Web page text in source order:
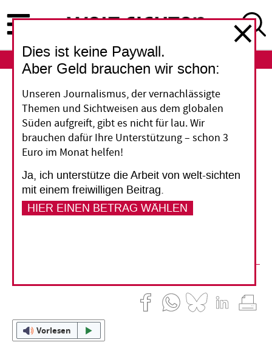
zum
Inhalt
ABO
Mikrofinanz
Kein Patentrezept gegen
Armut
Ob und wie Mikrofinanz-Angebote armen
Menschen helfen, lässt sich nicht allgemein
sagen, findet eine neue Studie. Es gibt aber
Vorlesen
Dies ist keine Paywall.
Aber Geld brauchen wir schon:
Unseren Journalismus, der vernachlässigte
Themen und Sichtweisen aus dem globalen
Süden aufgreift, gibt es nicht für lau. Wir
brauchen dafür Ihre Unterstützung – schon 3
Euro im Monat helfen!
Ja, ich unterstütze die Arbeit von welt-sichten
mit einem freiwilligen Beitrag.
HIER EINEN BETRAG WÄHLEN